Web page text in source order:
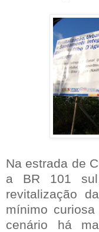
Na estrada de
a BR 101
revitalização
mínimo
cenário há